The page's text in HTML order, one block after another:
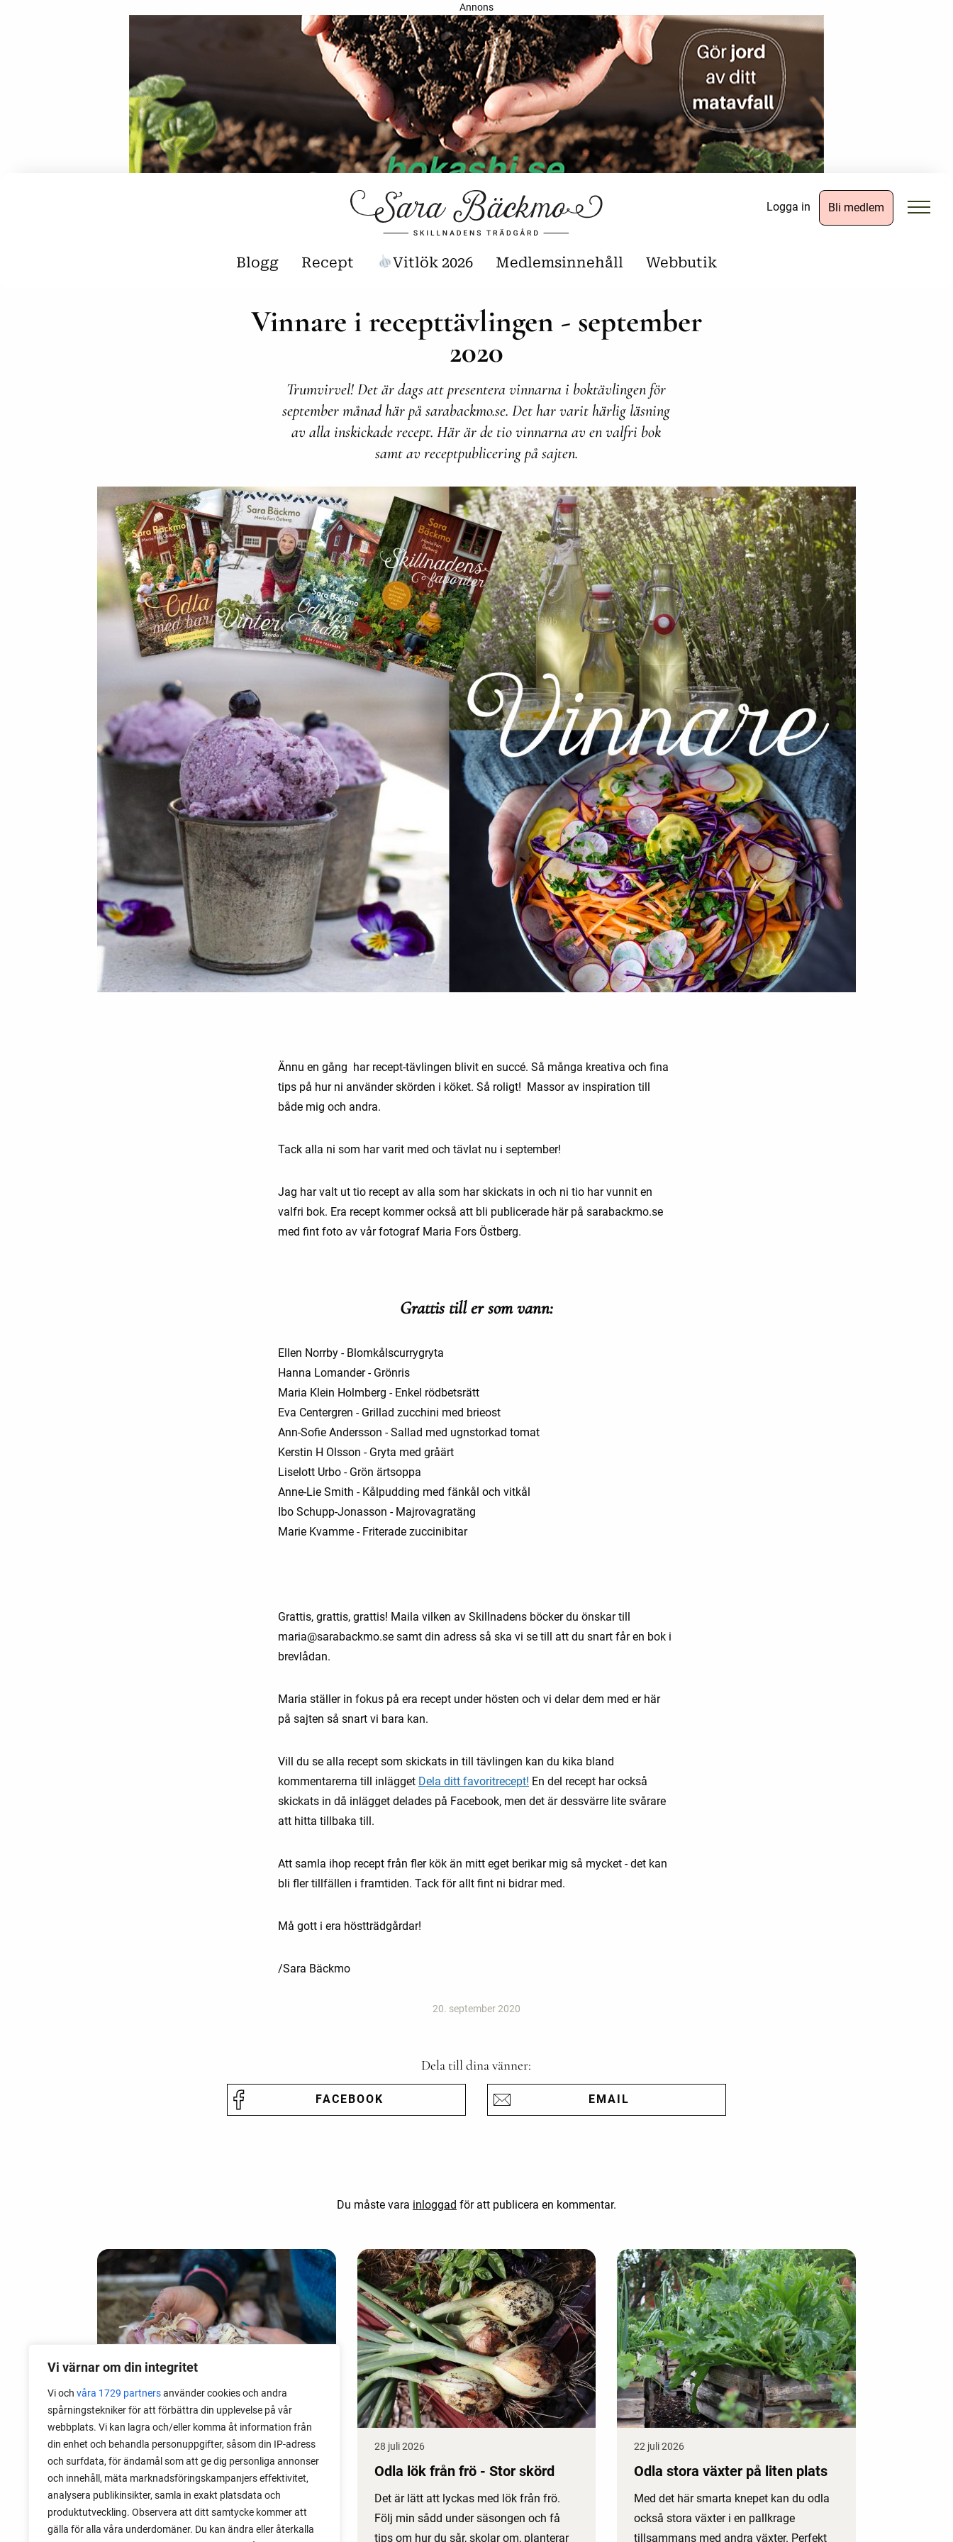
Vi värnar om din integritet
Vi och våra 1729 partnersanvänder cookies och andra
spårningstekniker för att förbättra din upplevelse på vår
webbplats. Vi kan lagra och/eller komma åt information från
din enhet och behandla personuppgifter, såsom din IP-adress
och surfdata, för ändamål som att ge dig personliga annonser
och innehåll, mäta marknadsföringskampanjers effektivitet,
analysera publikinsikter, samla in exakt platsdata och
produktutveckling. Observera att ditt samtycke kommer att
gälla för alla våra underdomäner. Du kan ändra eller återkalla
Annons
Logga in Bli medlem
Blogg Recept Vitlök 2026 Medlemsinnehåll Webbutik
Vinnare i recepttävlingen - september
2020
Trumvirvel! Det är dags att presentera vinnarna i boktävlingen för
september månad här på sarabackmo.se. Det har varit härlig läsning
av alla inskickade recept. Här är de tio vinnarna av en valfri bok
samt av receptpublicering på sajten.
Ännu en gång har recept-tävlingen blivit en succé. Så många kreativa och fina
tips på hur ni använder skörden i köket. Så roligt! Massor av inspiration till
både mig och andra.
Tack alla ni som har varit med och tävlat nu i september!
Jag har valt ut tio recept av alla som har skickats in och ni tio har vunnit en
valfri bok. Era recept kommer också att bli publicerade här på sarabackmo.se
med fint foto av vår fotograf Maria Fors Östberg.
Grattis till er som vann:
Ellen Norrby - Blomkålscurrygryta
Hanna Lomander - Grönris
Maria Klein Holmberg - Enkel rödbetsrätt
Eva Centergren - Grillad zucchini med brieost
Ann-Sofie Andersson - Sallad med ugnstorkad tomat
Kerstin H Olsson - Gryta med gråärt
Liselott Urbo - Grön ärtsoppa
Anne-Lie Smith - Kålpudding med fänkål och vitkål
Ibo Schupp-Jonasson - Majrovagratäng
Marie Kvamme - Friterade zuccinibitar
Grattis, grattis, grattis! Maila vilken av Skillnadens böcker du önskar till
maria@sarabackmo.se samt din adress så ska vi se till att du snart får en bok i
brevlådan.
Maria ställer in fokus på era recept under hösten och vi delar dem med er här
på sajten så snart vi bara kan.
Vill du se alla recept som skickats in till tävlingen kan du kika bland
kommentarerna till inlägget Dela ditt favoritrecept! En del recept har också
skickats in då inlägget delades på Facebook, men det är dessvärre lite svårare
att hitta tillbaka till.
Att samla ihop recept från fler kök än mitt eget berikar mig så mycket - det kan
bli fler tillfällen i framtiden. Tack för allt fint ni bidrar med.
Må gott i era höstträdgårdar!
/Sara Bäckmo
20. september 2020
Dela till dina vänner:
FACEBOOK EMAIL
Du måste vara inloggad för att publicera en kommentar.
06 augusti 2026
Sätta vitlök på våren i Sverige
Om du har tur med vädret kan det gå fint
att sätta vitlök också på våren. Men
tillförlitligast är att sätta vitlök på hösten
28 juli 2026
Odla lök från frö - Stor skörd
Det är lätt att lyckas med lök från frö.
Följ min sådd under säsongen och få
tips om hur du sår, skolar om, planterar
22 juli 2026
Odla stora växter på liten plats
Med det här smarta knepet kan du odla
också stora växter i en pallkrage
tillsammans med andra växter. Perfekt